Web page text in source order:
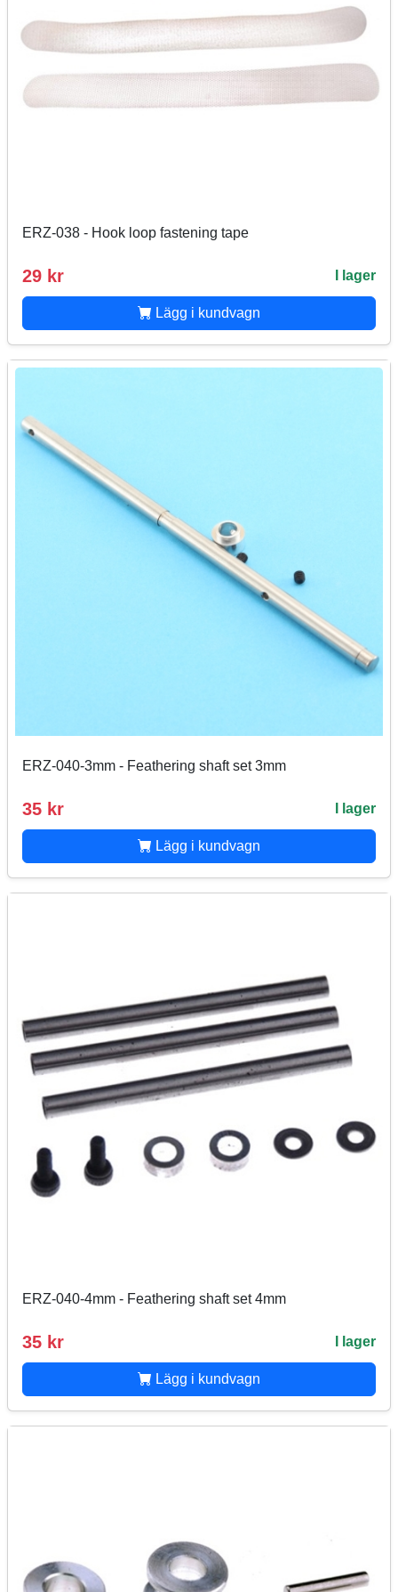
ERZ-038 - Hook loop fastening tape
29 kr I lager
Lägg i kundvagn
ERZ-040-3mm - Feathering shaft set 3mm
35 kr I lager
Lägg i kundvagn
ERZ-040-4mm - Feathering shaft set 4mm
35 kr I lager
Lägg i kundvagn